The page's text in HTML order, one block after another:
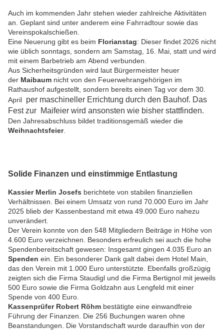
Auch im kommenden Jahr stehen wieder zahlreiche Aktivitäten
an. Geplant sind unter anderem eine Fahrradtour sowie das
Vereinspokalschießen.
Eine Neuerung gibt es beim Florianstag: Dieser findet 2026 nicht
wie üblich sonntags, sondern am Samstag, 16. Mai, statt und wird
mit einem Barbetrieb am Abend verbunden.
Aus Sicherheitsgründen wird laut Bürgermeister heuer
der Maibaum nicht von den Feuerwehrangehörigen im
Rathaushof aufgestellt, sondern bereits einen Tag vor dem 30.
April per maschineller Errichtung durch den Bauhof. Das
Fest zur Maifeier wird ansonsten wie bisher stattfinden.
Den Jahresabschluss bildet traditionsgemäß wieder die
Weihnachtsfeier.
Solide Finanzen und einstimmige Entlastung
Kassier Merlin Josefs berichtete von stabilen finanziellen
Verhältnissen. Bei einem Umsatz von rund 70.000 Euro im Jahr
2025 blieb der Kassenbestand mit etwa 49.000 Euro nahezu
unverändert.
Der Verein konnte von den 548 Mitgliedern Beiträge in Höhe von
4.600 Euro verzeichnen. Besonders erfreulich sei auch die hohe
Spendenbereitschaft gewesen: Insgesamt gingen 4.035 Euro an
Spenden ein. Ein besonderer Dank galt dabei dem Hotel Main,
das den Verein mit 1.000 Euro unterstützte. Ebenfalls großzügig
zeigten sich die Firma Staudigl und die Firma Bertignol mit jeweils
500 Euro sowie die Firma Goldzahn aus Lengfeld mit einer
Spende von 400 Euro.
Kassenprüfer Robert Röhm bestätigte eine einwandfreie
Führung der Finanzen. Die 256 Buchungen waren ohne
Beanstandungen. Die Vorstandschaft wurde daraufhin von der